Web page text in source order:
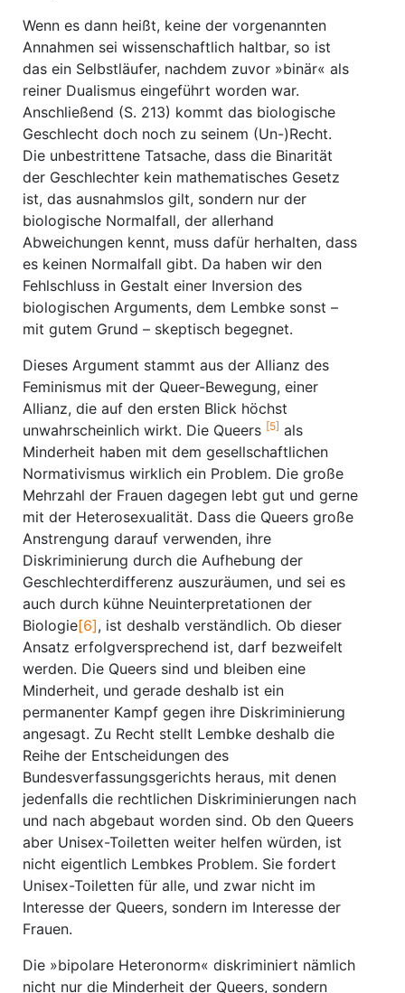
Wenn es dann heißt, keine der vorgenannten
Annahmen sei wissenschaftlich haltbar, so ist
das ein Selbstläufer, nachdem zuvor »binär« als
reiner Dualismus eingeführt worden war.
Anschließend (S. 213) kommt das biologische
Geschlecht doch noch zu seinem (Un-)Recht.
Die unbestrittene Tatsache, dass die Binarität
der Geschlechter kein mathematisches Gesetz
ist, das ausnahmslos gilt, sondern nur der
biologische Normalfall, der allerhand
Abweichungen kennt, muss dafür herhalten, dass
es keinen Normalfall gibt. Da haben wir den
Fehlschluss in Gestalt einer Inversion des
biologischen Arguments, dem Lembke sonst –
mit gutem Grund – skeptisch begegnet.
Dieses Argument stammt aus der Allianz des
Feminismus mit der Queer-Bewegung, einer
Allianz, die auf den ersten Blick höchst
unwahrscheinlich wirkt. Die Queers [5] als
Minderheit haben mit dem gesellschaftlichen
Normativismus wirklich ein Problem. Die große
Mehrzahl der Frauen dagegen lebt gut und gerne
mit der Heterosexualität. Dass die Queers große
Anstrengung darauf verwenden, ihre
Diskriminierung durch die Aufhebung der
Geschlechterdifferenz auszuräumen, und sei es
auch durch kühne Neuinterpretationen der
Biologie[6], ist deshalb verständlich. Ob dieser
Ansatz erfolgversprechend ist, darf bezweifelt
werden. Die Queers sind und bleiben eine
Minderheit, und gerade deshalb ist ein
permanenter Kampf gegen ihre Diskriminierung
angesagt. Zu Recht stellt Lembke deshalb die
Reihe der Entscheidungen des
Bundesverfassungsgerichts heraus, mit denen
jedenfalls die rechtlichen Diskriminierungen nach
und nach abgebaut worden sind. Ob den Queers
aber Unisex-Toiletten weiter helfen würden, ist
nicht eigentlich Lembkes Problem. Sie fordert
Unisex-Toiletten für alle, und zwar nicht im
Interesse der Queers, sondern im Interesse der
Frauen.
Die »bipolare Heteronorm« diskriminiert nämlich
nicht nur die Minderheit der Queers, sondern